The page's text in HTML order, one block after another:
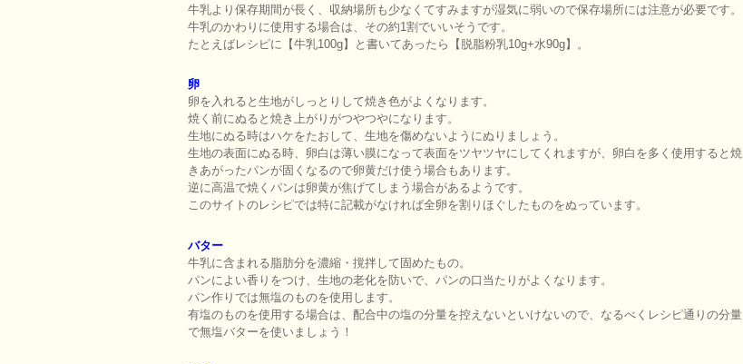
牛乳より保存期間が長く、収納場所も少なくてすみますが湿気に弱いので保存場所には注意が必要です。
牛乳のかわりに使用する場合は、その約1割でいいそうです。
たとえばレシピに【牛乳100g】と書いてあったら【脱脂粉乳10g+水90g】。
卵
卵を入れると生地がしっとりして焼き色がよくなります。
焼く前にぬると焼き上がりがつやつやになります。
生地にぬる時はハケをたおして、生地を傷めないようにぬりましょう。
生地の表面にぬる時、卵白は薄い膜になって表面をツヤツヤにしてくれますが、卵白を多く使用すると焼
きあがったパンが固くなるので卵黄だけ使う場合もあります。
逆に高温で焼くパンは卵黄が焦げてしまう場合があるようです。
このサイトのレシピでは特に記載がなければ全卵を割りほぐしたものをぬっています。
バター
牛乳に含まれる脂肪分を濃縮・撹拌して固めたもの。
パンによい香りをつけ、生地の老化を防いで、パンの口当たりがよくなります。
パン作りでは無塩のものを使用します。
有塩のものを使用する場合は、配合中の塩の分量を控えないといけないので、なるべくレシピ通りの分量
で無塩バターを使いましょう！